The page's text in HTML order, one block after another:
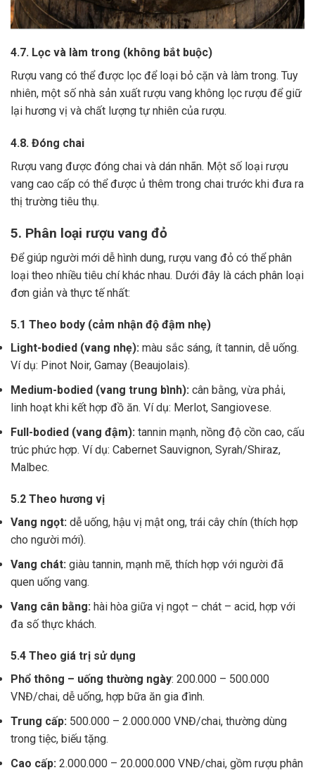
4.7. Lọc và làm trong (không bắt buộc)
Rượu vang có thể được lọc để loại bỏ cặn và làm trong. Tuy
nhiên, một số nhà sản xuất rượu vang không lọc rượu để giữ
lại hương vị và chất lượng tự nhiên của rượu.
4.8. Đóng chai
Rượu vang được đóng chai và dán nhãn. Một số loại rượu
vang cao cấp có thể được ủ thêm trong chai trước khi đưa ra
thị trường tiêu thụ.
5. Phân loại rượu vang đỏ
Để giúp người mới dễ hình dung, rượu vang đỏ có thể phân
loại theo nhiều tiêu chí khác nhau. Dưới đây là cách phân loại
đơn giản và thực tế nhất:
5.1 Theo body (cảm nhận độ đậm nhẹ)
Light-bodied (vang nhẹ): màu sắc sáng, ít tannin, dễ uống.
Ví dụ: Pinot Noir, Gamay (Beaujolais).
Medium-bodied (vang trung bình): cân bằng, vừa phải,
linh hoạt khi kết hợp đồ ăn. Ví dụ: Merlot, Sangiovese.
Full-bodied (vang đậm): tannin mạnh, nồng độ cồn cao, cấu
trúc phức hợp. Ví dụ: Cabernet Sauvignon, Syrah/Shiraz,
Malbec.
5.2 Theo hương vị
Vang ngọt: dễ uống, hậu vị mật ong, trái cây chín (thích hợp
cho người mới).
Vang chát: giàu tannin, mạnh mẽ, thích hợp với người đã
quen uống vang.
Vang cân bằng: hài hòa giữa vị ngọt – chát – acid, hợp với
đa số thực khách.
5.4 Theo giá trị sử dụng
Phổ thông – uống thường ngày: 200.000 – 500.000
VNĐ/chai, dễ uống, hợp bữa ăn gia đình.
Trung cấp: 500.000 – 2.000.000 VNĐ/chai, thường dùng
trong tiệc, biếu tặng.
Cao cấp: 2.000.000 – 20.000.000 VNĐ/chai, gồm rượu phân